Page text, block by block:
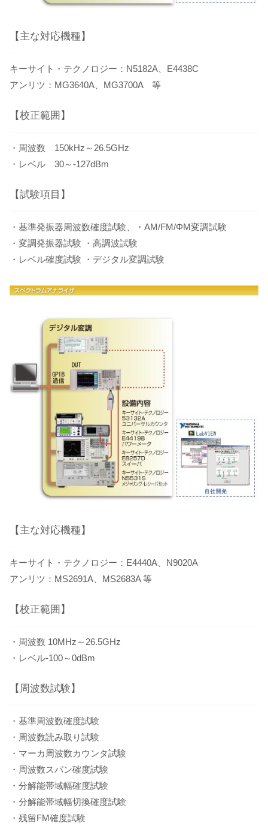
【主な対応機種】
キーサイト・テクノロジー：N5182A、E4438C
アンリツ：MG3640A、MG3700A 等
【校正範囲】
・周波数 150kHz～26.5GHz
・レベル 30～-127dBm
【試験項目】
・基準発振器周波数確度試験、・AM/FM/ΦM変調試験
・変調発振器試験 ・高調波試験
・レベル確度試験 ・デジタル変調試験
【主な対応機種】
キーサイト・テクノロジー：E4440A、N9020A
アンリツ：MS2691A、MS2683A 等
【校正範囲】
・周波数 10MHz～26.5GHz
・レベル-100～0dBm
【周波数試験】
・基準周波数確度試験
・周波数読み取り試験
・マーカ周波数カウンタ試験
・周波数スパン確度試験
・分解能帯域幅確度試験
・分解能帯域幅切換確度試験
・残留FM確度試験